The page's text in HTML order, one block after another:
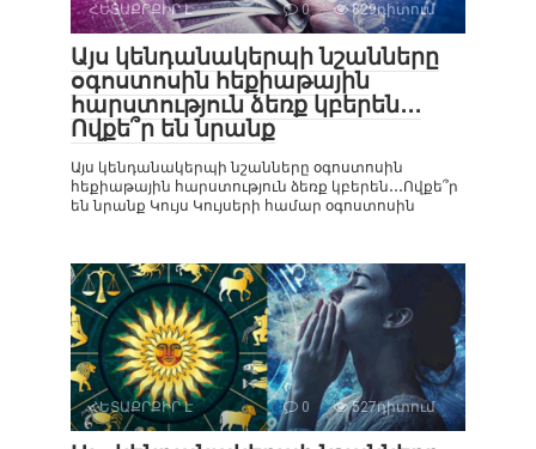
ՀԵՏԱՔՐՔԻՐ Է 0 829դիտում
Այս կենդանակերպի նշանները
օգոստոսին հեքիաթային
հարստություն ձեռք կբերեն․․․
Ովքե՞ր են նրանք
Այս կենդանակերպի նշանները օգոստոսին
հեքիաթային հարստություն ձեռք կբերեն․․․Ովքե՞ր
են նրանք Կույս Կույսերի համար օգոստոսին
ՀԵՏԱՔՐՔԻՐ Է 0 527դիտում